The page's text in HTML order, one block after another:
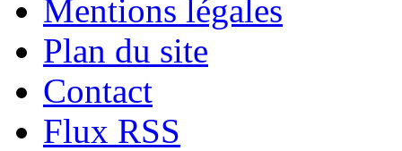
Mentions légales
Plan du site
Contact
Flux RSS